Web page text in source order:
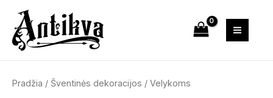
Pradžia / Šventinės dekoracijos / Velykoms